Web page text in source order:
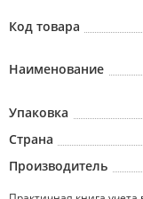
Код товара
Наименование
Упаковка
Страна
Производитель